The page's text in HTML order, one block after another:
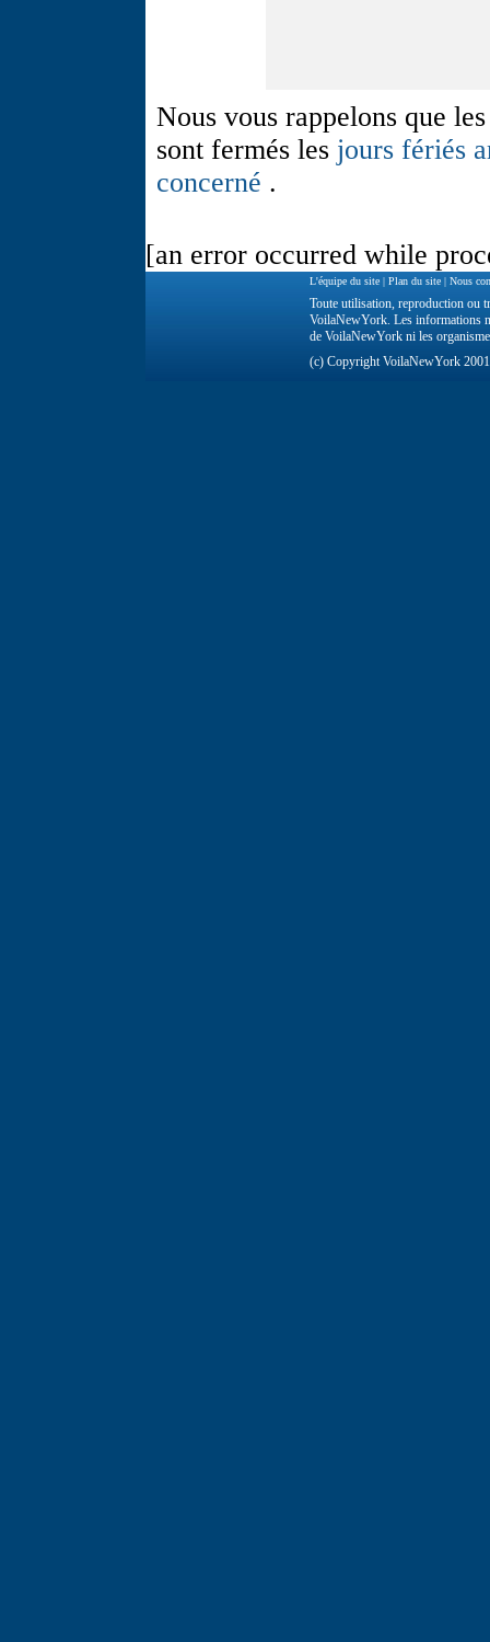
Nous vous rappelons que
sont fermés les jours fériés
concerné .
[an error occurred while
L'équipe du site | Plan du site | Nous
Toute utilisation, reproduction ou
VoilaNewYork. Les informations
de VoilaNewYork ni les
(c) Copyright VoilaNewYork